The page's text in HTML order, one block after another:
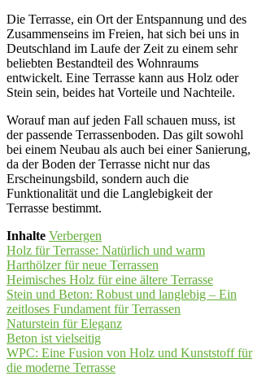
Die Terrasse, ein Ort der Entspannung und des
Zusammenseins im Freien, hat sich bei uns in
Deutschland im Laufe der Zeit zu einem sehr
beliebten Bestandteil des Wohnraums
entwickelt. Eine Terrasse kann aus Holz oder
Stein sein, beides hat Vorteile und Nachteile.
Worauf man auf jeden Fall schauen muss, ist
der passende Terrassenboden. Das gilt sowohl
bei einem Neubau als auch bei einer Sanierung,
da der Boden der Terrasse nicht nur das
Erscheinungsbild, sondern auch die
Funktionalität und die Langlebigkeit der
Terrasse bestimmt.
Inhalte Verbergen
Holz für Terrasse: Natürlich und warm
Harthölzer für neue Terrassen
Heimisches Holz für eine ältere Terrasse
Stein und Beton: Robust und langlebig – Ein
zeitloses Fundament für Terrassen
Naturstein für Eleganz
Beton ist vielseitig
WPC: Eine Fusion von Holz und Kunststoff für
die moderne Terrasse